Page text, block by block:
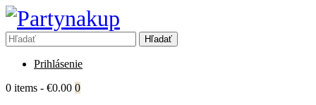
Prihlásenie
0 items - €0.00 0